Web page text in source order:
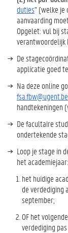
duties" (welke je
aanvaarding
Opgelet: vul bij
verantwoordelijk
De
applicatie goed
Na deze online
fsa.fbw@ugent.be
handtekeningen
De facultaire
ondertekende
Loop je stage in
het academiejaar:
het huidige
de verdediging
september;
OF het
verdediging